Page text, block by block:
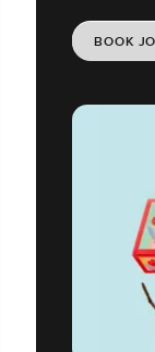
BOOK